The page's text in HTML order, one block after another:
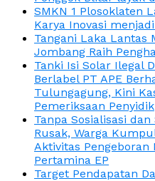
SMKN 1 Plosoklaten
Karya Inovasi
Tangani Laka Lantas
Jombang Raih
Tanki Isi Solar Ilegal
Berlabel PT APE
Tulungagung, Kini
Pemeriksaan Penyidik
Tanpa Sosialisasi
Rusak, Warga
Aktivitas Pengeboran
Pertamina EP
Target Pendapatan